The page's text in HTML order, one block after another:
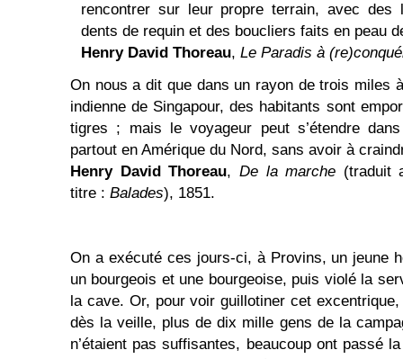
rencontrer sur leur propre terrain, avec des
dents de requin et des boucliers faits en peau
Henry David Thoreau, Le Paradis à
On nous a dit que dans un rayon de trois miles
indienne de Singapour, des habitants sont
tigres ; mais le voyageur peut s’étendre
partout en Amérique du Nord, sans avoir à
Henry David Thoreau, De la marche (traduit
titre : Balades), 1851.
On a exécuté ces jours-ci, à Provins, un jeune
un bourgeois et une bourgeoise, puis violé la
la cave. Or, pour voir guillotiner cet
dès la veille, plus de dix mille gens de la
n’étaient pas suffisantes, beaucoup ont passé